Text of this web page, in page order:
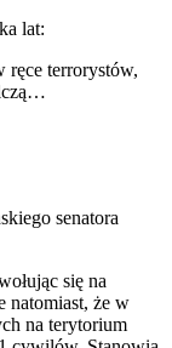
lat:
ręce terrorystów,
senatora
się na
natomiast, że w
na terytorium